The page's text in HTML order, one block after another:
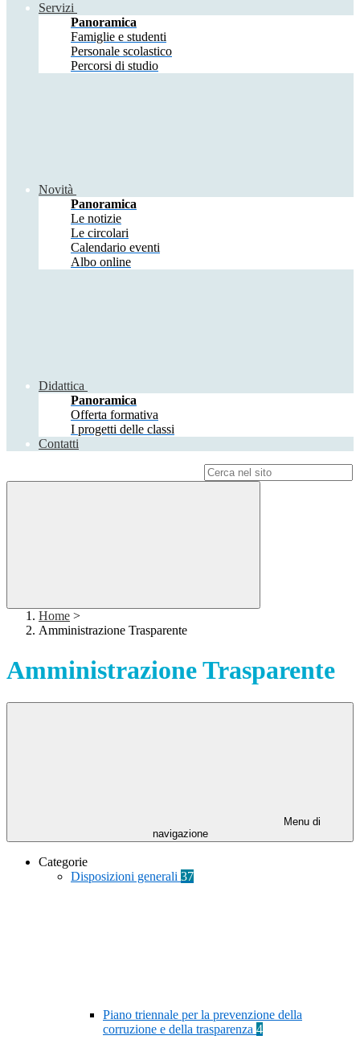
Servizi
Panoramica
Famiglie e studenti
Personale scolastico
Percorsi di studio
Novità
Panoramica
Le notizie
Le circolari
Calendario eventi
Albo online
Didattica
Panoramica
Offerta formativa
I progetti delle classi
Contatti
Home >
Amministrazione Trasparente
Amministrazione Trasparente
Menu di
navigazione
Categorie
Disposizioni generali 37
Piano triennale per la prevenzione della
corruzione e della trasparenza 4